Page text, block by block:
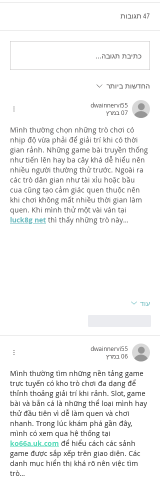
זכויות יוצרים בשיווק
הדיגיטלי - בעידן הAI
47 תגובות
כתיבת תגובה...
החדשות ביותר
dwainnervi55
07 במרץ
Mình thường chọn những trò chơi có
nhịp độ vừa phải để giải trí khi có thời
gian rảnh. Những game bài truyền thống
như tiến lên hay ba cây khá dễ hiểu nên
nhiều người thường thử trước. Ngoài ra
các trò dân gian như tài xỉu hoặc bầu
cua cũng tạo cảm giác quen thuộc nên
khi chơi không mất nhiều thời gian làm
quen. Khi mình thử một vài ván tại
luck8g net thì thấy những trò này…
עוד
dwainnervi55
06 במרץ
Mình thường tìm những nền tảng game
trực tuyến có kho trò chơi đa dạng để
thỉnh thoảng giải trí khi rảnh. Slot, game
bài và bắn cá là những thể loại mình hay
thử đầu tiên vì dễ làm quen và chơi
nhanh. Trong lúc khám phá gần đây,
mình có xem qua hệ thống tại
ko66a.uk.com để hiểu cách các sảnh
game được sắp xếp trên giao diện. Các
danh mục hiển thị khá rõ nên việc tìm
trò…